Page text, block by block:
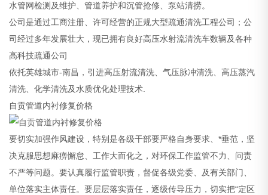
水管网检测及维护、管道养护和沉管抢修、泵站清捞。
公司是通过工商注册、许可经营的正规大型疏通清洗工程公司；公
司经过多年发展壮大，现已拥有良好高压水射流清洗车数辆及各种
高科技疏通公司
依托英雄城市-南昌，引进高压射流清洗、气压脉冲清洗、高压蒸汽
清洗、化学清洗及水质优化处理技术.
自贡管道内衬修复价格
要切实加强作风建设，特别是各级干部要严格自身要求、*垂范，坚
决克服思想麻痹懈怠、工作大而化之，对环保工作监管不力、问责
不严等问题。要认真履行监管职责，督促各级党委、及有关部门、
单位落实主体责任。要层层落实责任，逐级传导压力，切实把“定区